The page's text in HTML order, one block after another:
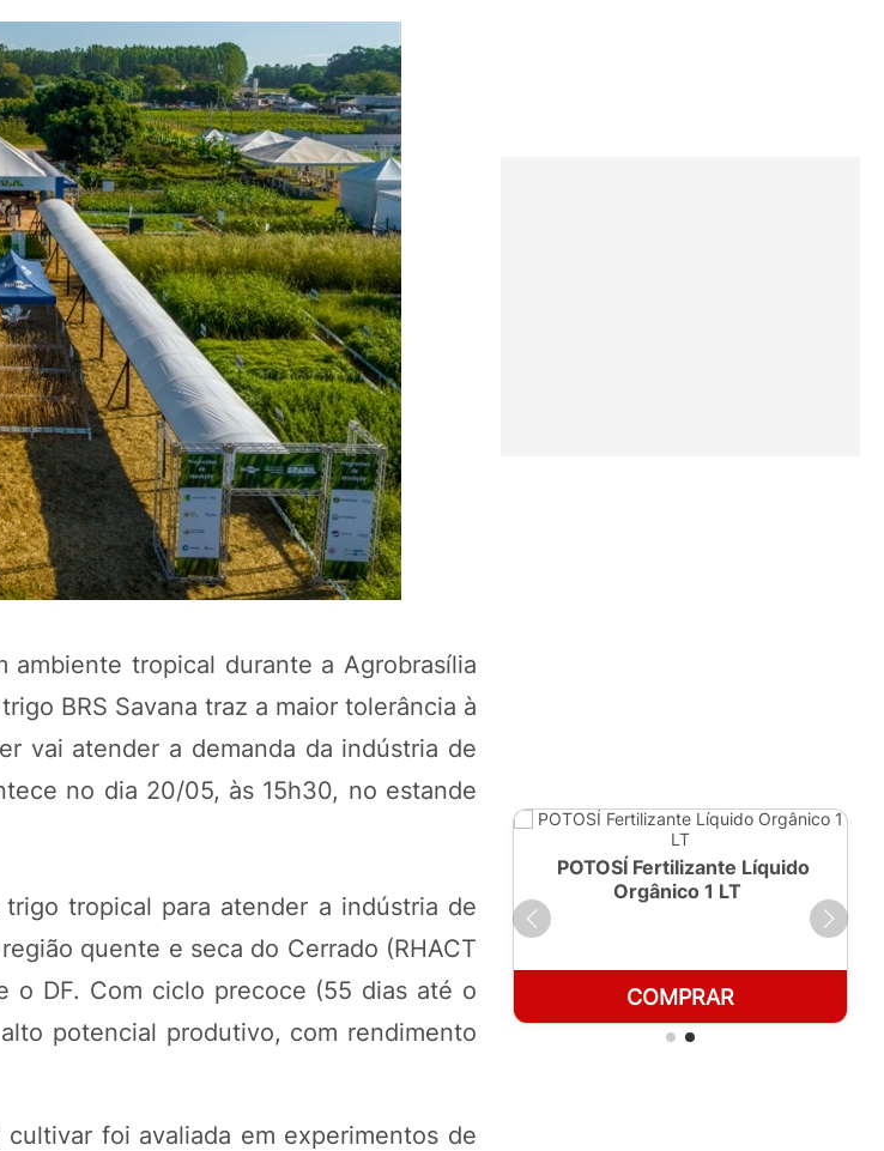
tropical durante a Agrobrasília
BRS Savana traz a maior tolerância à
vai atender a demanda da indústria de
no dia 20/05, às 15h30, no estande
tropical para atender a indústria de
quente e seca do Cerrado (RHACT
o DF. Com ciclo precoce (55 dias até o
potencial produtivo, com rendimento
foi avaliada em experimentos de
Orgânico 250ml
COMPRAR
POTOSÍ Fertilizante Líquido
Orgânico 1 LT
COMPRAR